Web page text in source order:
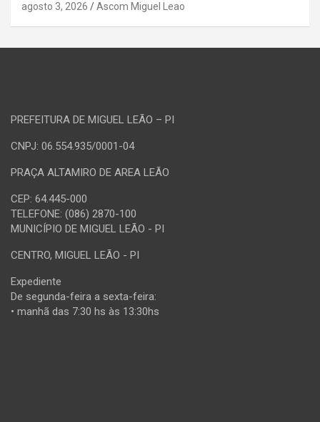
agosto 3, 2026 Ascom Miguel Leao
PREFEITURA DE MIGUEL LEÃO – PI
CNPJ: 06.554.935/0001-04
PRAÇA ALTAMIRO DE AREA LEÃO
CEP: 64.445-000
TELEFONE: (086) 2870-100
MUNICÍPIO DE MIGUEL LEÃO - PI
CENTRO, MIGUEL LEÃO - PI
Expediente
De segunda-feira a sexta-feira:
• manhã das 7:30 hs às 13:30hs